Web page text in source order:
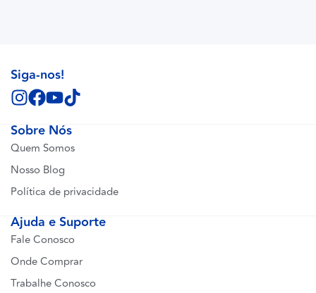
Sobre Nós
Quem Somos
Nosso Blog
Política de privacidade
Ajuda e Suporte
Fale Conosco
Onde Comprar
Trabalhe Conosco
Siga-nos!